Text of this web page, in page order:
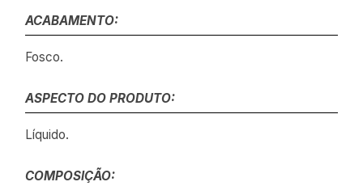
ACABAMENTO:
Fosco.
ASPECTO DO PRODUTO:
Líquido.
COMPOSIÇÃO: